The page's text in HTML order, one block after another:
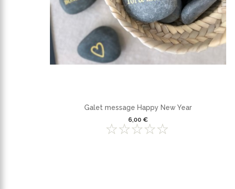
Galet message Happy New Year
6,00 €